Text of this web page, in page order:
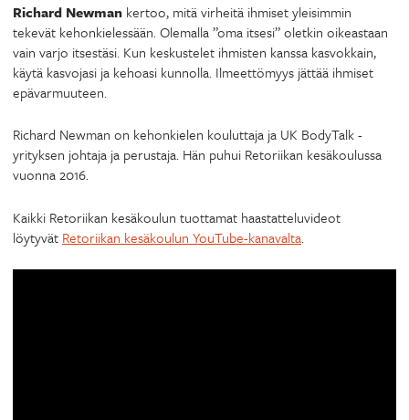
Richard Newman kertoo, mitä virheitä ihmiset yleisimmin
tekevät kehonkielessään. Olemalla ”oma itsesi” oletkin oikeastaan
vain varjo itsestäsi. Kun keskustelet ihmisten kanssa kasvokkain,
käytä kasvojasi ja kehoasi kunnolla. Ilmeettömyys jättää ihmiset
epävarmuuteen.
Richard Newman on kehonkielen kouluttaja ja UK BodyTalk -
yrityksen johtaja ja perustaja. Hän puhui Retoriikan kesäkoulussa
vuonna 2016.
Kaikki Retoriikan kesäkoulun tuottamat haastatteluvideot
löytyvät Retoriikan kesäkoulun YouTube-kanavalta.